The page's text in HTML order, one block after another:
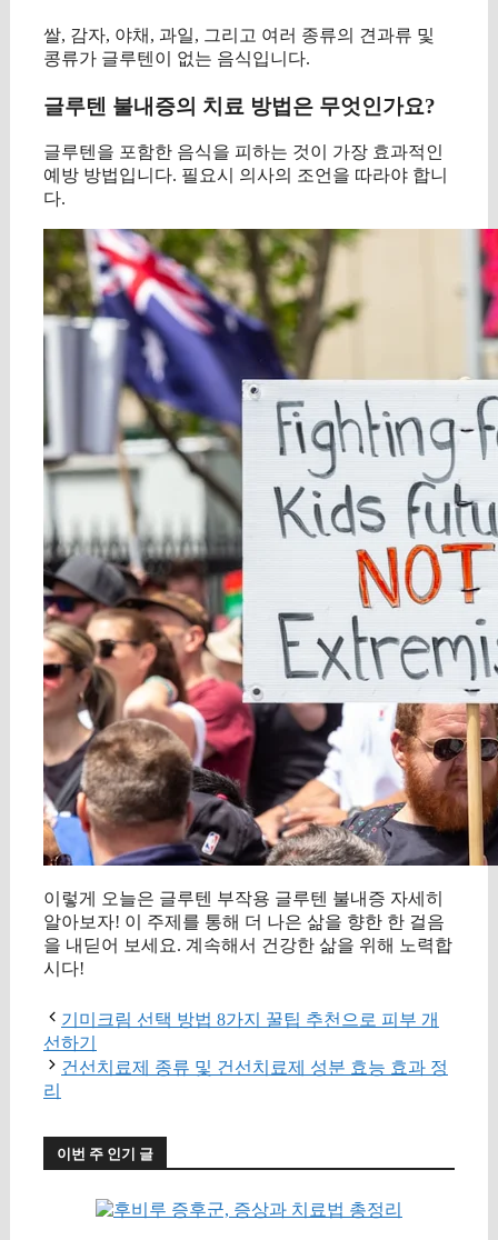
쌀, 감자, 야채, 과일, 그리고 여러 종류의 견과류 및
콩류가 글루텐이 없는 음식입니다.
글루텐 불내증의 치료 방법은 무엇인가요?
글루텐을 포함한 음식을 피하는 것이 가장 효과적인
예방 방법입니다. 필요시 의사의 조언을 따라야 합니
다.
이렇게 오늘은 글루텐 부작용 글루텐 불내증 자세히
알아보자! 이 주제를 통해 더 나은 삶을 향한 한 걸음
을 내딛어 보세요. 계속해서 건강한 삶을 위해 노력합
시다!
기미크림 선택 방법 8가지 꿀팁 추천으로 피부 개
선하기
건선치료제 종류 및 건선치료제 성분 효능 효과 정
리
이번 주 인기 글